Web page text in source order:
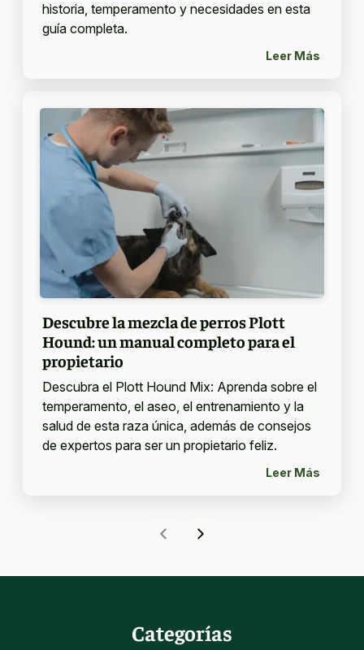
historia, temperamento y necesidades en esta
guía completa.
Leer Más
Descubre la mezcla de perros Plott
Hound: un manual completo para el
propietario
Descubra el Plott Hound Mix: Aprenda sobre el
temperamento, el aseo, el entrenamiento y la
salud de esta raza única, además de consejos
de expertos para ser un propietario feliz.
Leer Más
Categorías